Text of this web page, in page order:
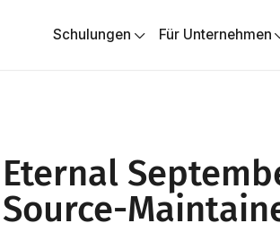
Schulungen Für Unternehmen
Eternal
Source-